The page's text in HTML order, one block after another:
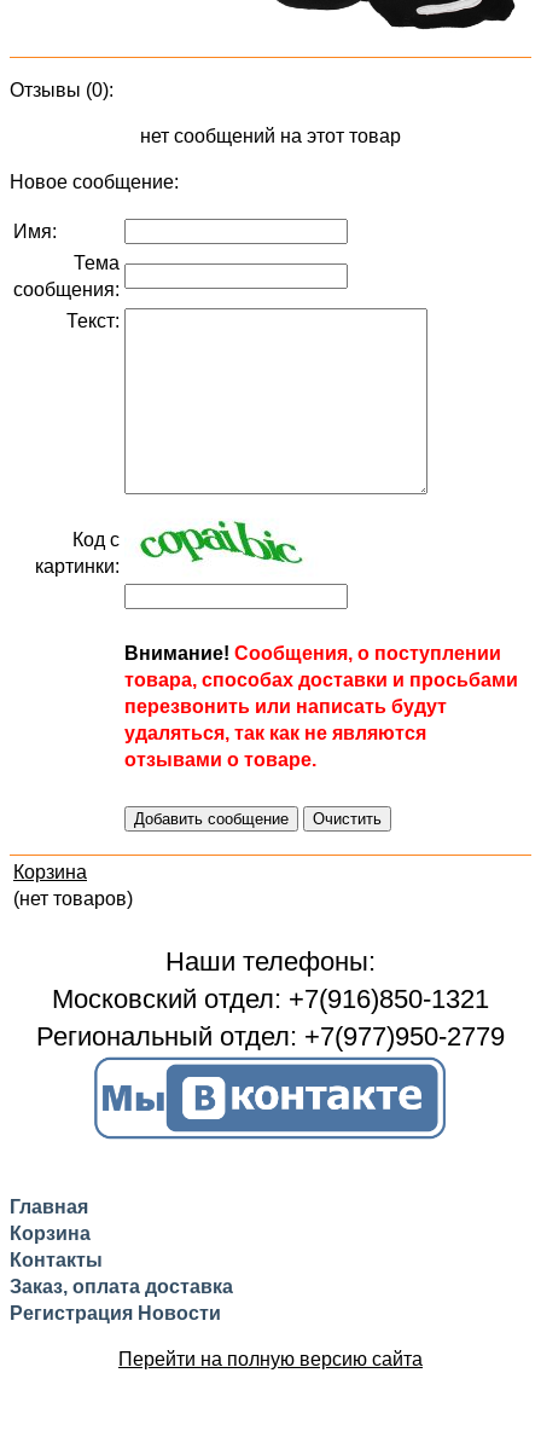
Отзывы (0):
нет сообщений на этот товар
Новое сообщение:
Имя:
Тема
сообщения:
Текст:
Код с
картинки:
Внимание! Сообщения, о поступлении
товара, способах доставки и просьбами
перезвонить или написать будут
удаляться, так как не являются
отзывами о товаре.
Корзина
(нет товаров)
Наши телефоны:
Московский отдел: +7(916)850-1321
Региональный отдел: +7(977)950-2779
Главная
Корзина
Контакты
Заказ, оплата доставка
Регистрация Новости
Перейти на полную версию сайта